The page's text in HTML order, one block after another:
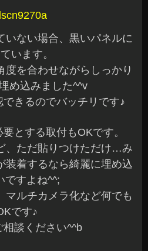
いない場合、黒いパネルに
います。
度を合わせながらしっかり
め込みました^^v
きるのでバッチリです♪
とする取付もOKです。
、ただ貼りつけただけ…み
装着するなら綺麗に埋め込
ですよね^^;
マルチカメラ化など何でも
です♪
相談ください^^b